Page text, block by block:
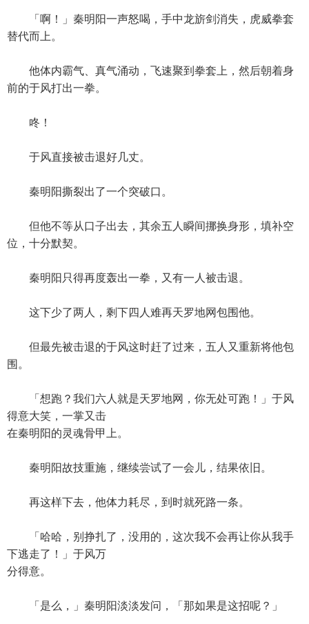
「啊！」秦明阳一声怒喝，手中龙旂剑消失，虎威拳套
替代而上。
他体内霸气、真气涌动，飞速聚到拳套上，然后朝着身
前的于风打出一拳。
咚！
于风直接被击退好几丈。
秦明阳撕裂出了一个突破口。
但他不等从口子出去，其余五人瞬间挪换身形，填补空
位，十分默契。
秦明阳只得再度轰出一拳，又有一人被击退。
这下少了两人，剩下四人难再天罗地网包围他。
但最先被击退的于风这时赶了过来，五人又重新将他包
围。
「想跑？我们六人就是天罗地网，你无处可跑！」于风
得意大笑，一掌又击
在秦明阳的灵魂骨甲上。
秦明阳故技重施，继续尝试了一会儿，结果依旧。
再这样下去，他体力耗尽，到时就死路一条。
「哈哈，别挣扎了，没用的，这次我不会再让你从我手
下逃走了！」于风万
分得意。
「是么，」秦明阳淡淡发问，「那如果是这招呢？」